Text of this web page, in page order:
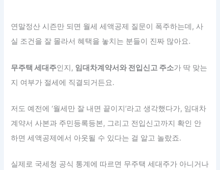
연말정산 시즌만 되면 월세 세액공제 질문이 폭주하는데, 사
실 조건을 잘 몰라서 혜택을 놓치는 분들이 진짜 많아요.
무주택 세대주인지, 임대차계약서와 전입신고 주소가 딱 맞는
지 여부가 절세에 직결되거든요.
저도 예전에 ‘월세만 잘 내면 끝이지’라고 생각했다가, 임대차
계약서 사본과 주민등록등본, 그리고 전입신고까지 확인 안
하면 세액공제에서 아웃될 수 있다는 걸 알고 놀랐죠.
실제로 국세청 공식 통계에 따르면 무주택 세대주가 아니거나